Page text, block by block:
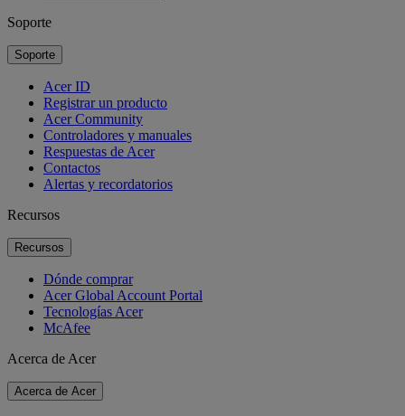
Soporte
Soporte
Acer ID
Registrar un producto
Acer Community
Controladores y manuales
Respuestas de Acer
Contactos
Alertas y recordatorios
Recursos
Recursos
Dónde comprar
Acer Global Account Portal
Tecnologías Acer
McAfee
Acerca de Acer
Acerca de Acer